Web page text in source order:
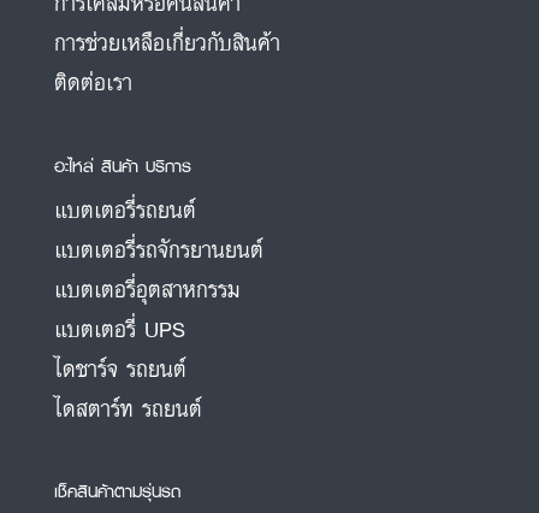
การช่วยเหลือเกี่ยวกับสินค้า
ติดต่อเรา
อะไหล่ สินค้า บริการ
แบตเตอรี่รถยนต์
แบตเตอรี่รถจักรยานยนต์
แบตเตอรี่อุตสาหกรรม
แบตเตอรี่ UPS
ไดชาร์จ รถยนต์
ไดสตาร์ท รถยนต์
เช็คสินค้าตามรุ่นรถ